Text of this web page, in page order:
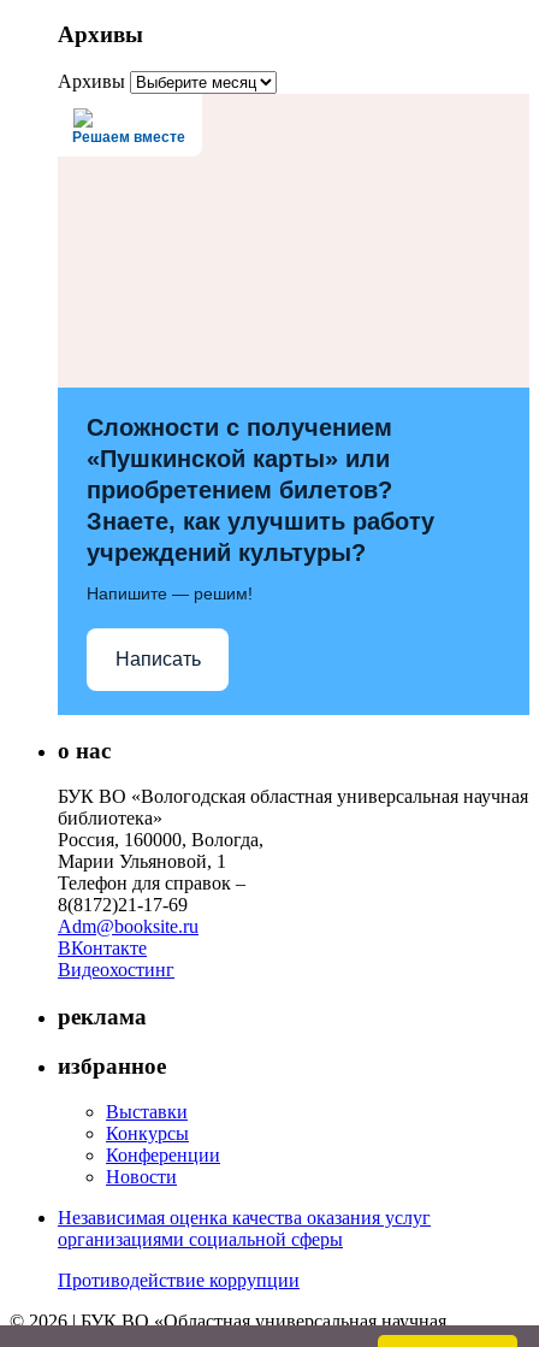
Архивы
Архивы
Решаем вместе
Сложности с получением
«Пушкинской карты» или
приобретением билетов?
Знаете, как улучшить работу
учреждений культуры?
Напишите — решим!
Написать
о нас
БУК ВО «Вологодская областная универсальная научная
библиотека»
Россия, 160000, Вологда,
Марии Ульяновой, 1
Телефон для справок –
8(8172)21-17-69
Adm@booksite.ru
ВКонтакте
Видеохостинг
реклама
избранное
Выставки
Конкурсы
Конференции
Новости
Независимая оценка качества оказания услуг
организациями социальной сферы
Противодействие коррупции
© 2026 | БУК ВО «Областная универсальная научная